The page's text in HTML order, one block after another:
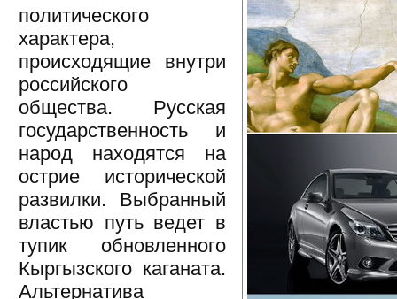
политического
характера,
происходящие внутри
российского
общества. Русская
государственность и
народ находятся на
острие исторической
развилки. Выбранный
властью путь ведет в
тупик обновленного
Кыргызского каганата.
Альтернатива